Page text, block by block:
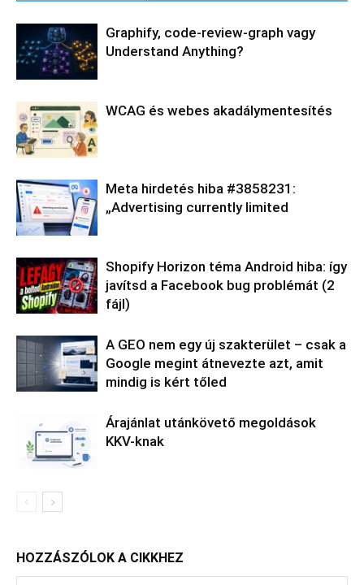
Graphify, code-review-graph vagy
Understand Anything?
WCAG és webes akadálymentesítés
Meta hirdetés hiba #3858231:
„Advertising currently limited
Shopify Horizon téma Android hiba: így
javítsd a Facebook bug problémát (2
fájl)
A GEO nem egy új szakterület – csak a
Google megint átnevezte azt, amit
mindig is kért tőled
Árajánlat utánkövető megoldások
KKV-knak
HOZZÁSZÓLOK A CIKKHEZ